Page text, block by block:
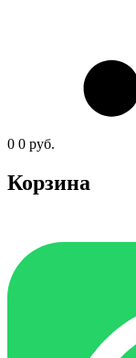
0 0 руб.
Корзина